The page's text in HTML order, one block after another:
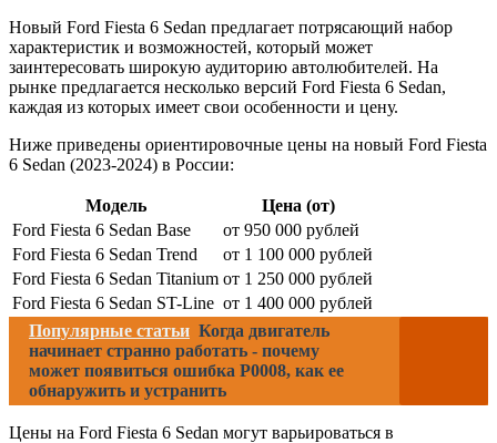
Новый Ford Fiesta 6 Sedan предлагает потрясающий набор
характеристик и возможностей, который может
заинтересовать широкую аудиторию автолюбителей. На
рынке предлагается несколько версий Ford Fiesta 6 Sedan,
каждая из которых имеет свои особенности и цену.
Ниже приведены ориентировочные цены на новый Ford Fiesta
6 Sedan (2023-2024) в России:
Модель
Цена (от)
Ford Fiesta 6 Sedan Base
от 950 000 рублей
Ford Fiesta 6 Sedan Trend
от 1 100 000 рублей
Ford Fiesta 6 Sedan Titanium от 1 250 000 рублей
Ford Fiesta 6 Sedan ST-Line от 1 400 000 рублей
Популярные статьи Когда двигатель
начинает странно работать - почему
может появиться ошибка P0008, как ее
обнаружить и устранить
Цены на Ford Fiesta 6 Sedan могут варьироваться в